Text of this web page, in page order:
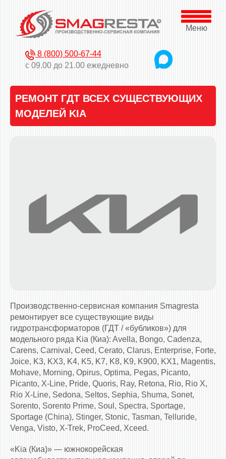
Меню
8 (800) 500-67-44
с 09.00 до 21.00 ежедневно
РЕМОНТ ГДТ ВСЕХ СУЩЕСТВУЮЩИХ
МОДЕЛЕЙ KIA
Производственно-сервисная компания Smagresta
ремонтирует все существующие виды
гидротрансформаторов (ГДТ / «бубликов») для
модельного ряда Kia (Киа): Avella, Bongo, Cadenza,
Carens, Carnival, Ceed, Cerato, Clarus, Enterprise, Forte,
Joice, K3, KX3, K4, K5, K7, K8, K9, K900, KX1, Magentis,
Mohave, Morning, Opirus, Optima, Pegas, Picanto,
Picanto, X-Line, Pride, Quoris, Ray, Retona, Rio, Rio X,
Rio X-Line, Sedona, Seltos, Sephia, Shuma, Sonet,
Sorento, Sorento Prime, Soul, Spectra, Sportage,
Sportage (China), Stinger, Stonic, Tasman, Telluride,
Venga, Visto, X-Trek, ProCeed, Xceed.
«Kia (Киа)» — южнокорейская